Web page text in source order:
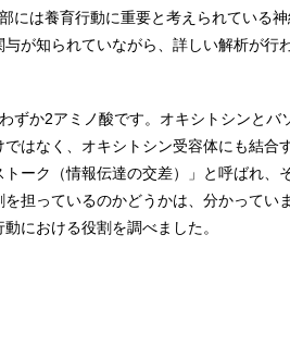
には養育行動に重要と考えられている
が知られていながら、詳しい解析が行
ずか2アミノ酸です。オキシトシンとバ
はなく、オキシトシン受容体にも結合
ーク（情報伝達の交差）」と呼ばれ、
担っているのかどうかは、分かってい
における役割を調べました。